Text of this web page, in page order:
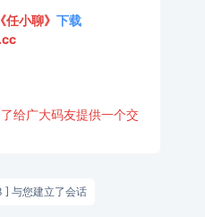
《任小聊》 下载
给广大码友提供一个交
] 与您建立了会话